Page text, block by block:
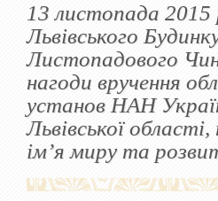
13 листопада 2015
Львівського
Листопадового
нагоди вручення
установ НАН
Львівської
ім’я миру та